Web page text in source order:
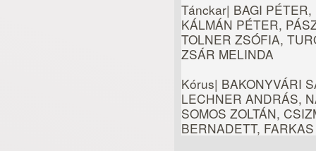
Tánckar| BAGI
KÁLMÁN PÉTER,
TOLNER ZSÓFIA,
ZSÁR MELINDA
Kórus| BAKONYVÁRI
LECHNER ANDRÁS,
SOMOS ZOLTÁN,
BERNADETT,